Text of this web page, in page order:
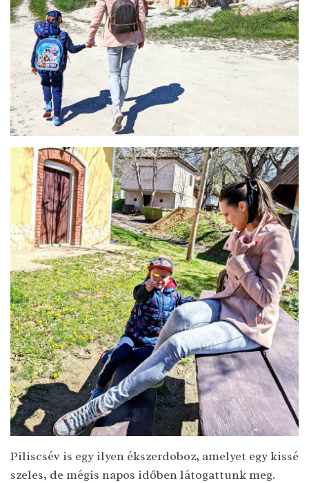
Piliscsév is egy ilyen ékszerdoboz, amelyet egy kissé
szeles, de mégis napos időben látogattunk meg.